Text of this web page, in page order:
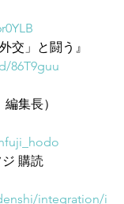
交」と闘う』
86T9guu
集長）
購読
integration/i